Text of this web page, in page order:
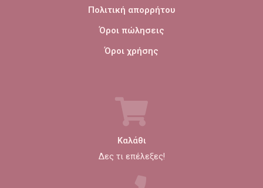
Πολιτική απορρήτου
Όροι πώλησεις
Όροι χρήσης
Καλάθι
Δες τι επέλεξες!